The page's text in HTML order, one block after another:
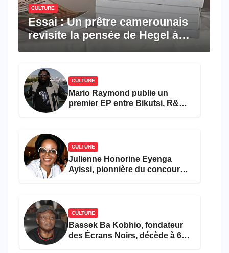
CULTURE
Essai : Un prêtre camerounais
revisite la pensée de Hegel à
CULTURE
Mario Raymond publie un
premier EP entre Bikutsi, R&B
CULTURE
Julienne Honorine Eyenga
Ayissi, pionnière du concours
CULTURE
Bassek Ba Kobhio, fondateur
des Écrans Noirs, décède à 69